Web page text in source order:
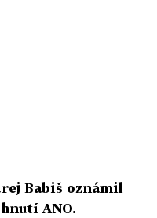
Babiš oznámil
ANO.